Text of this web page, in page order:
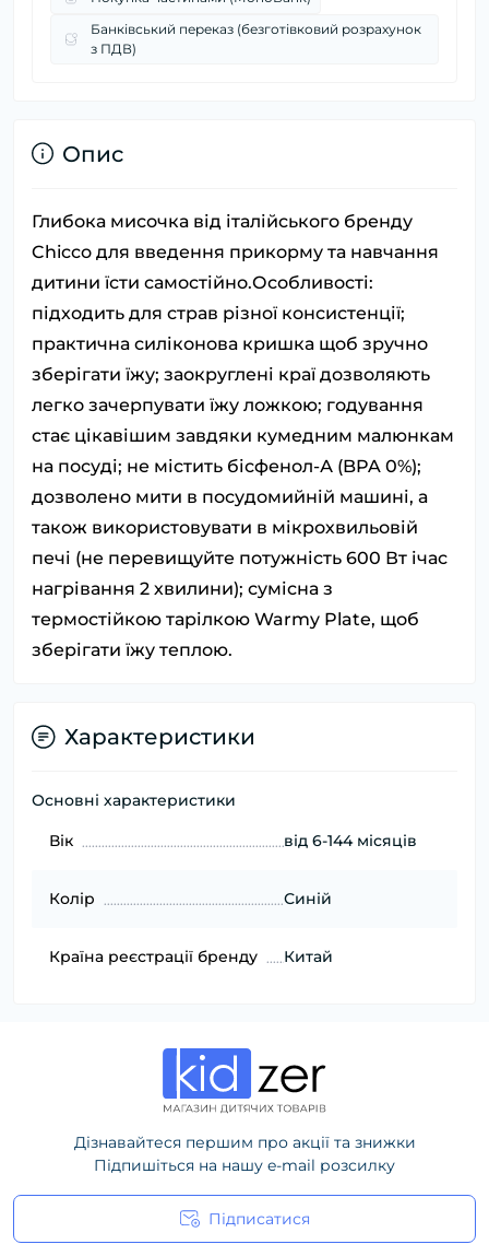
Банківський переказ (безготівковий розрахунок
з ПДВ)
Опис
Глибока мисочка від італійського бренду
Chicco для введення прикорму та навчання
дитини їсти самостійно.Особливості:
підходить для страв різної консистенції;
практична силіконова кришка щоб зручно
зберігати їжу; заокруглені краї дозволяють
легко зачерпувати їжу ложкою; годування
стає цікавішим завдяки кумедним малюнкам
на посуді; не містить бісфенол-А (BPA 0%);
дозволено мити в посудомийній машині, а
також використовувати в мікрохвильовій
печі (не перевищуйте потужність 600 Вт ічас
нагрівання 2 хвилини); сумісна з
термостійкою тарілкою Warmy Plate, щоб
зберігати їжу теплою.
Характеристики
Основні характеристики
Вік від 6-144 місяців
Колір Синій
Країна реєстрації бренду Китай
Дізнавайтеся першим про акції та знижки
Підпишіться на нашу e-mail розсилку
Підписатися